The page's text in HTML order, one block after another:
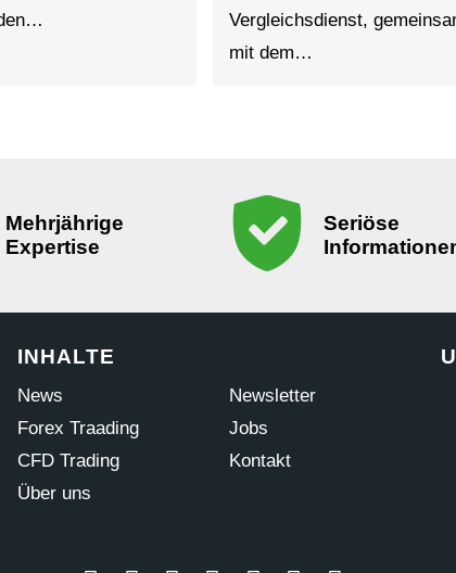
Vergleichsdienst,
mit dem…
Mehrjährige
Expertise
Seriöse
INHALTE
News
Forex Traading
CFD Trading
Über uns
Newsletter
Jobs
Kontakt